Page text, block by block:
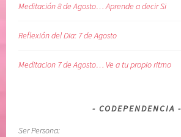
Meditación 8 de Agosto… Aprende a decir Si
Reflexión del Dia: 7 de Agosto
Meditacion 7 de Agosto… Ve a tu propio ritmo
CODEPENDENCIA
Ser Persona: